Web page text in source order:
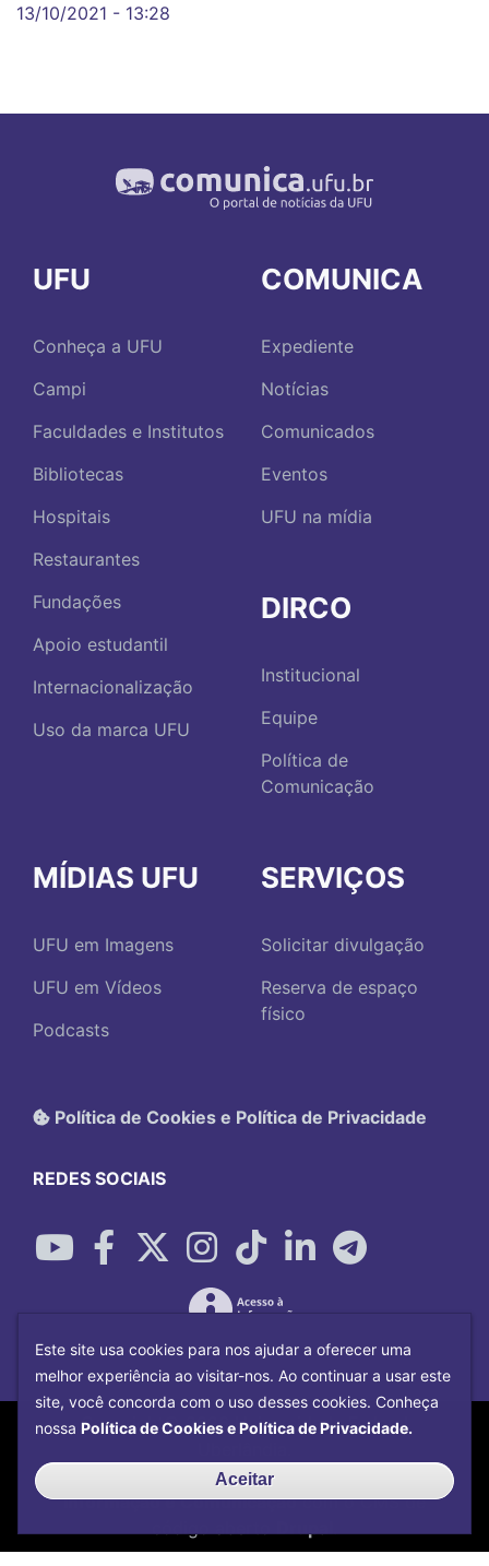
13/10/2021 - 13:28
UFU
Conheça a UFU
Campi
Faculdades e Institutos
Bibliotecas
Hospitais
Restaurantes
Fundações
Apoio estudantil
Internacionalização
Uso da marca UFU
COMUNICA
Expediente
Notícias
Comunicados
Eventos
UFU na mídia
DIRCO
Institucional
Equipe
Política de
Comunicação
MÍDIAS UFU
UFU em Imagens
UFU em Vídeos
Podcasts
SERVIÇOS
Solicitar divulgação
Reserva de espaço
físico
Política de Cookies e Política de Privacidade
REDES SOCIAIS
Copyright©2026Universidade Federal
Centro de Tecnologia da
Informação e Comunicaçãocom o CMS de
Este site usa cookies para nos ajudar a oferecer uma
melhor experiência ao visitar-nos. Ao continuar a usar este
site, você concorda com o uso desses cookies. Conheça
nossa Política de Cookies e Política de Privacidade.
Aceitar